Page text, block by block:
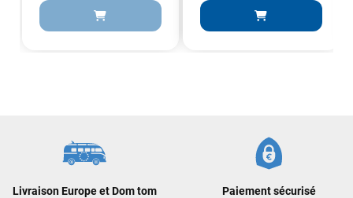
Livraison Europe et Dom tom Paiement sécurisé